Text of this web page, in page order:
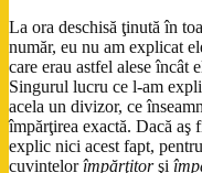
La ora deschisă ţinută în
număr, eu nu am explicat
care erau astfel alese încât
Singurul lucru ce l-am
acela un divizor, ce
împărţirea exactă. Dacă aş
explic nici acest fapt,
cuvintelorîmpărţitorşi